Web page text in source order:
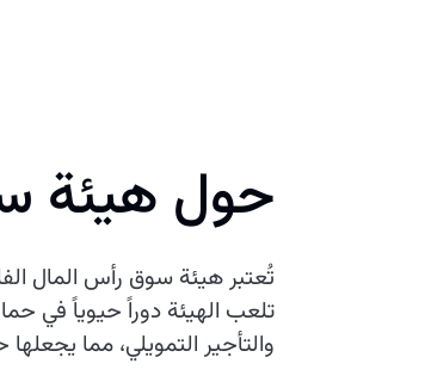
حول هيئة
تُعتبر هيئة سوق رأس المال
تلعب الهيئة دوراً حيوياً في
والتأجير التمويلي، مما